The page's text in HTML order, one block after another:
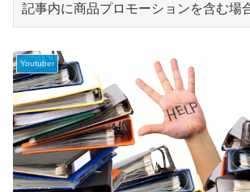
記事内に商品プロモーションを含む場
Youtuber